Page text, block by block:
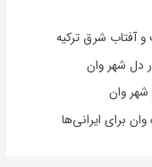
آفتاب شرق ترکیه
شهر وان